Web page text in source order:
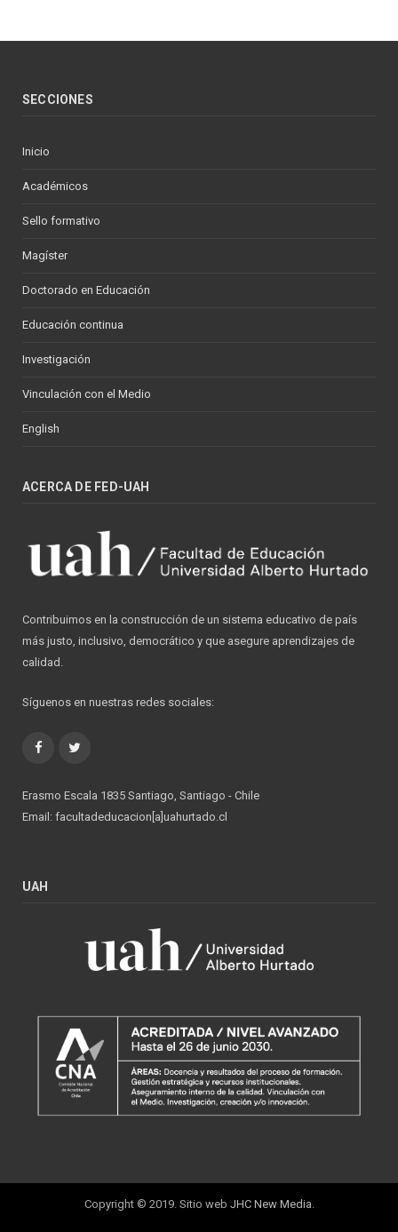
SECCIONES
Inicio
Académicos
Sello formativo
Magíster
Doctorado en Educación
Educación continua
Investigación
Vinculación con el Medio
English
ACERCA DE FED-UAH
Contribuimos en la construcción de un sistema educativo de país
más justo, inclusivo, democrático y que asegure aprendizajes de
calidad.
Síguenos en nuestras redes sociales:
Facebook
Erasmo Escala 1835 Santiago, Santiago - Chile
Email: facultadeducacion[a]uahurtado.cl
UAH
Copyright © 2019. Sitio web JHC New Media.